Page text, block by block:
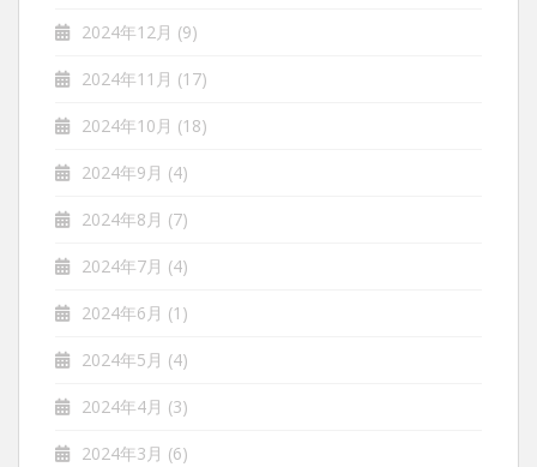
2024年12月 (9)
2024年11月 (17)
2024年10月 (18)
2024年9月 (4)
2024年8月 (7)
2024年7月 (4)
2024年6月 (1)
2024年5月 (4)
2024年4月 (3)
2024年3月 (6)